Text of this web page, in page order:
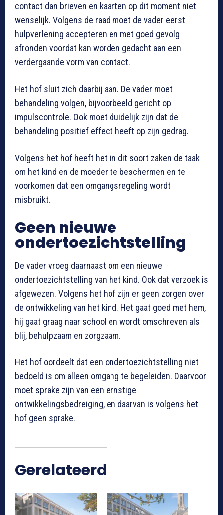
contact dan brieven en kaarten op dit moment niet
wenselijk. Volgens de raad moet de vader eerst
hulpverlening accepteren en met goed gevolg
afronden voordat kan worden gedacht aan een
verdergaande vorm van contact.
Het hof sluit zich daarbij aan. De vader moet
behandeling volgen, bijvoorbeeld gericht op
impulscontrole. Ook moet duidelijk zijn dat de
behandeling positief effect heeft op zijn gedrag.
Volgens het hof heeft het in dit soort zaken de taak
om het kind en de moeder te beschermen en te
voorkomen dat een omgangsregeling wordt
misbruikt.
Geen nieuwe
ondertoezichtstelling
De vader vroeg daarnaast om een nieuwe
ondertoezichtstelling van het kind. Ook dat verzoek is
afgewezen. Volgens het hof zijn er geen zorgen over
de ontwikkeling van het kind. Het gaat goed met hem,
hij gaat graag naar school en wordt omschreven als
blij, behulpzaam en zorgzaam.
Het hof oordeelt dat een ondertoezichtstelling niet
bedoeld is om alleen omgang te begeleiden. Daarvoor
moet sprake zijn van een ernstige
ontwikkelingsbedreiging, en daarvan is volgens het
hof geen sprake.
Gerelateerd